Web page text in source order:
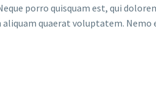
porro quisquam est, qui
quaerat voluptatem.